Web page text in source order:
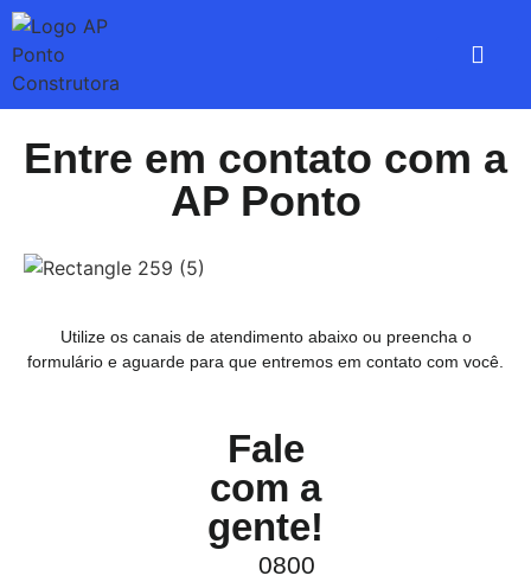
Entre em contato com a
AP Ponto
Utilize os canais de atendimento abaixo ou preencha o
formulário e aguarde para que entremos em contato com você.
Fale
com a
gente!
0800